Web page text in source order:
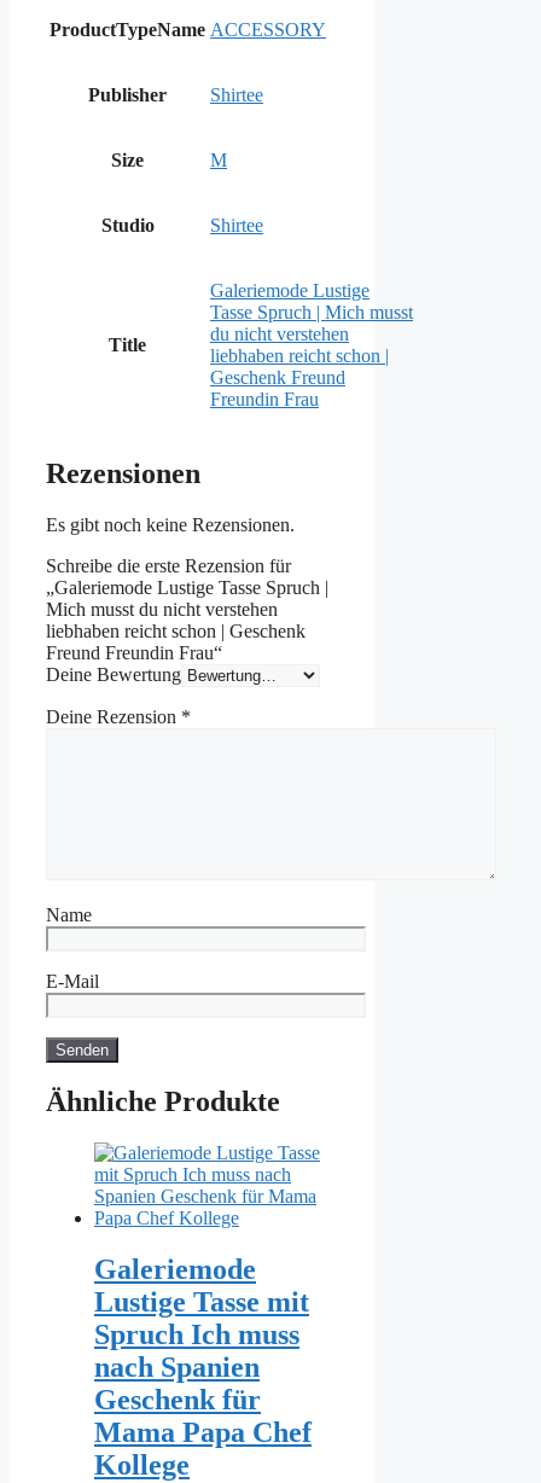
ProductTypeName ACCESSORY
Publisher Shirtee
Size M
Studio Shirtee
Title
Galeriemode Lustige
Tasse Spruch | Mich musst
du nicht verstehen
liebhaben reicht schon |
Geschenk Freund
Freundin Frau
Rezensionen
Es gibt noch keine Rezensionen.
Schreibe die erste Rezension für
„Galeriemode Lustige Tasse Spruch |
Mich musst du nicht verstehen
liebhaben reicht schon | Geschenk
Freund Freundin Frau“
Deine Bewertung
Deine Rezension *
Name
E-Mail
Ähnliche Produkte
Galeriemode
Lustige Tasse mit
Spruch Ich muss
nach Spanien
Geschenk für
Mama Papa Chef
Kollege